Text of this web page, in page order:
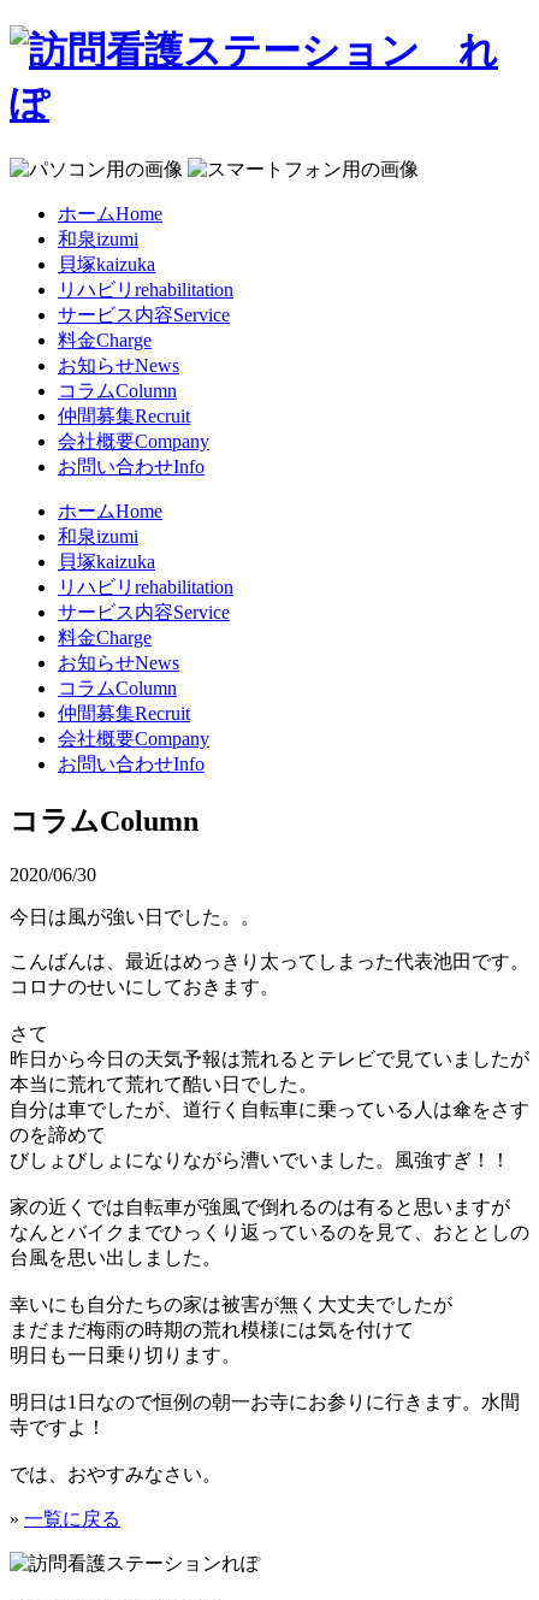
ホームHome
和泉izumi
貝塚kaizuka
リハビリ rehabilitation
サービス内容Service
料金Charge
お知らせNews
コラムColumn
仲間募集Recruit
会社概要Company
お問い合わせInfo
ホームHome
和泉izumi
貝塚kaizuka
リハビリ rehabilitation
サービス内容Service
料金Charge
お知らせNews
コラムColumn
仲間募集Recruit
会社概要Company
お問い合わせInfo
コラムColumn
2020/06/30
今日は風が強い日でした。。
こんばんは、最近はめっきり太ってしまった代表池田です。
コロナのせいにしておきます。
さて
昨日から今日の天気予報は荒れるとテレビで見ていましたが
本当に荒れて荒れて酷い日でした。
自分は車でしたが、道行く自転車に乗っている人は傘をさす
のを諦めて
びしょびしょになりながら漕いでいました。風強すぎ！！
家の近くでは自転車が強風で倒れるのは有ると思いますが
なんとバイクまでひっくり返っているのを見て、おととしの
台風を思い出しました。
幸いにも自分たちの家は被害が無く大丈夫でしたが
まだまだ梅雨の時期の荒れ模様には気を付けて
明日も一日乗り切ります。
明日は1日なので恒例の朝一お寺にお参りに行きます。水間
寺ですよ！
では、おやすみなさい。
» 一覧に戻る